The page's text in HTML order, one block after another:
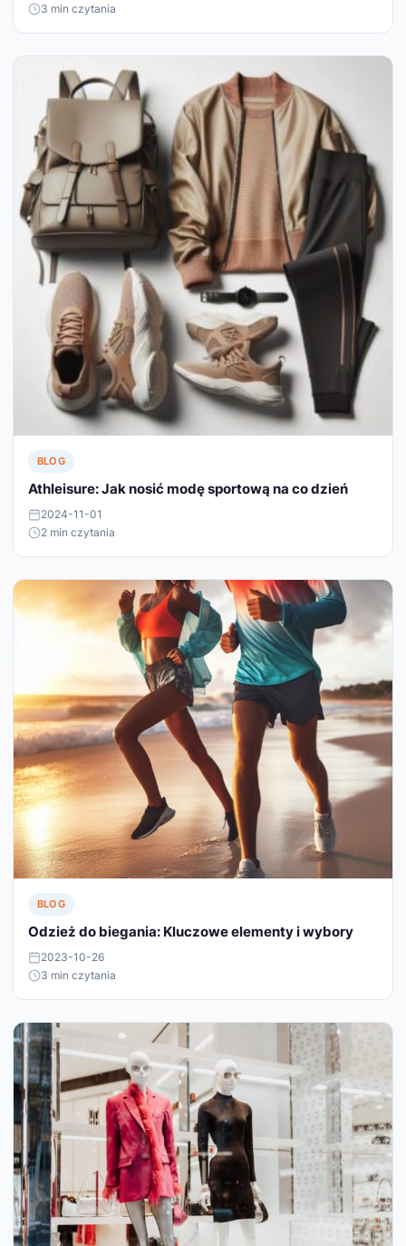
3 min czytania
BLOG
Athleisure: Jak nosić modę sportową na co dzień
2024-11-01
2 min czytania
BLOG
Odzież do biegania: Kluczowe elementy i wybory
2023-10-26
3 min czytania